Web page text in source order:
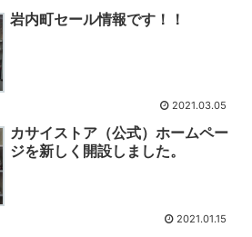
岩内町セール情報です！！
2021.03.05
カサイストア（公式）ホームペー
ジを新しく開設しました。
2021.01.15